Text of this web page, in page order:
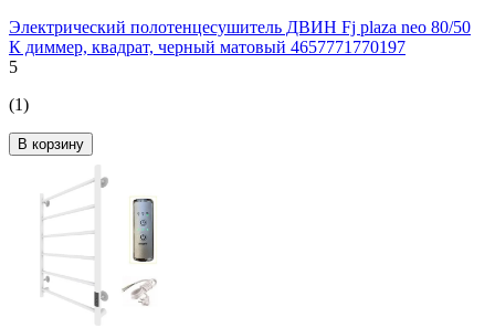
Электрический полотенцесушитель ДВИН Fj plaza neo 80/50
К диммер, квадрат, черный матовый 4657771770197
5
(1)
В корзину